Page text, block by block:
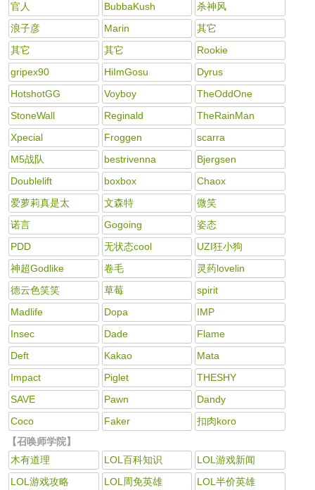
官人
BubbaKush
杀神风
浪子彦
Marin
其它
其它
其它
Rookie
gripex90
HiImGosu
Dyrus
HotshotGG
Voyboy
TheOddOne
StoneWall
Reginald
TheRainMan
Xpecial
Froggen
scarra
M5战队
bestrivenna
Bjergsen
Doublelift
boxbox
Chaox
爱萝莉真是太
文森特
微笑
诺言
Gogoing
姿态
PDD
无状态cool
UZI狂小狗
神超Godlike
卷毛
灵药lovelin
德云色笑笑
草莓
spirit
Madlife
Dopa
IMP
Insec
Dade
Flame
Deft
Kakao
Mata
Impact
Piglet
THESHY
SAVE
Pawn
Dandy
Coco
Faker
扣肉koro
【召唤师学院】
木有道理
LOL百科知识
LOL游戏新闻
LOL游戏攻略
LOL周免英雄 LOL半价英雄